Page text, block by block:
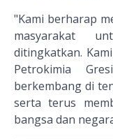
"Kami berharap
masyarakat
ditingkatkan.
Petrokimia
berkembang di
serta terus
bangsa dan